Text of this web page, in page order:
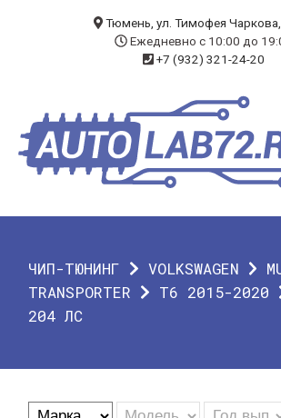
ЧИП-ТЮНИНГ
ДИАГНОСТИКА
О КОМПАНИИ
Тюмень, ул. Тимофея
Ежедневно с 10:00 до
+7 (932) 321-24-20
ЧИП-ТЮНИНГ VOLKSWAGEN
TRANSPORTER
T6 2015-2020
204 ЛС